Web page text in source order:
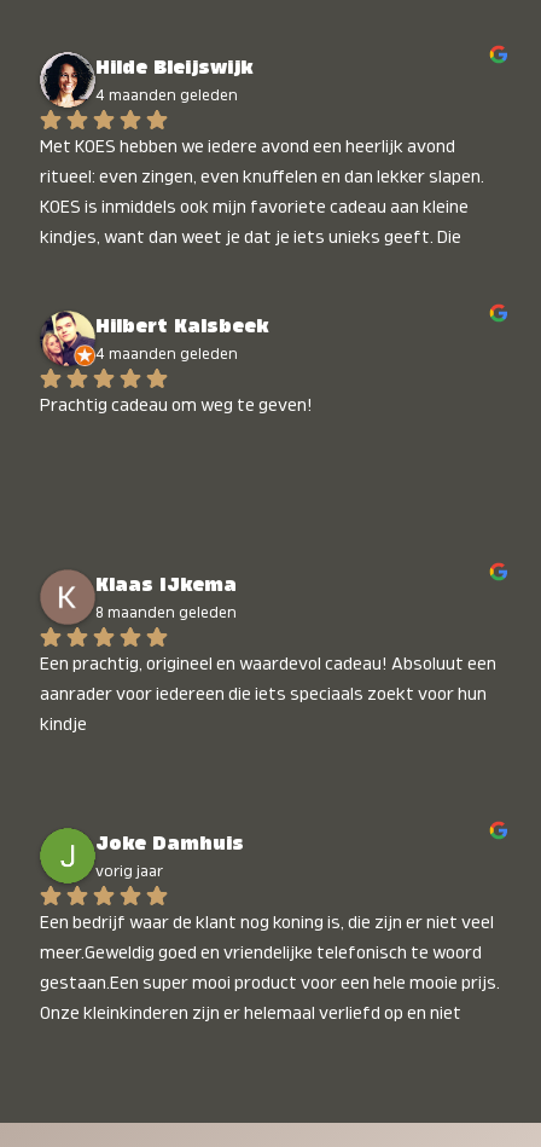
Hilde Bleijswijk
4 maanden geleden
Met KOES hebben we iedere avond een heerlijk avond
ritueel: even zingen, even knuffelen en dan lekker slapen.
KOES is inmiddels ook mijn favoriete cadeau aan kleine
kindjes, want dan weet je dat je iets unieks geeft. Die
Hilbert Kalsbeek
4 maanden geleden
Prachtig cadeau om weg te geven!
Klaas IJkema
8 maanden geleden
Een prachtig, origineel en waardevol cadeau! Absoluut een
aanrader voor iedereen die iets speciaals zoekt voor hun
kindje
Joke Damhuis
vorig jaar
Een bedrijf waar de klant nog koning is, die zijn er niet veel
meer.Geweldig goed en vriendelijke telefonisch te woord
gestaan.Een super mooi product voor een hele mooie prijs.
Onze kleinkinderen zijn er helemaal verliefd op en niet